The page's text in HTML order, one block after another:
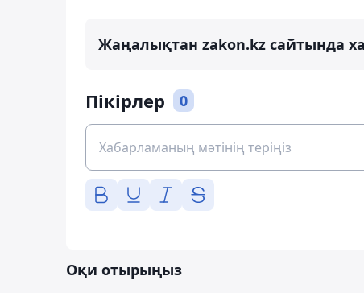
Жаңалықтан zakon.kz сайтында
Пікірлер 0
Оқи отырыңыз